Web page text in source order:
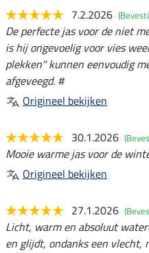
7.2.2026
De perfecte jas voor de niet
is hij ongevoelig voor vies
plekken" kunnen eenvoudig
afgeveegd. #
Origineel bekijken
30.1.2026
Mooie warme jas voor de
Origineel bekijken
27.1.2026
Licht, warm en absoluut
en glijdt, ondanks een vlecht,